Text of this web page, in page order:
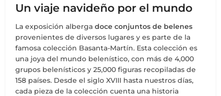
Un viaje navideño por el mundo
La exposición albergadoce conjuntos de belenes
provenientes de diversos lugares y es parte de la
famosa colección Basanta-Martín. Esta colección es
una joya del mundo belenístico, con más de 4,000
grupos belenísticos y 25,000 figuras recopiladas de
158 países. Desde el siglo XVIII hasta nuestros días,
cada pieza de la colección cuenta una historia